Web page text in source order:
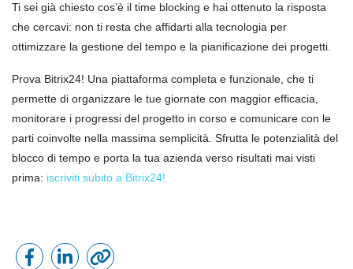
Ti sei già chiesto cos’è il time blocking e hai ottenuto la risposta
che cercavi: non ti resta che affidarti alla tecnologia per
ottimizzare la gestione del tempo e la pianificazione dei progetti.
Prova Bitrix24! Una piattaforma completa e funzionale, che ti
permette di organizzare le tue giornate con maggior efficacia,
monitorare i progressi del progetto in corso e comunicare con le
parti coinvolte nella massima semplicità. Sfrutta le potenzialità del
blocco di tempo e porta la tua azienda verso risultati mai visti
prima: iscriviti subito a Bitrix24!